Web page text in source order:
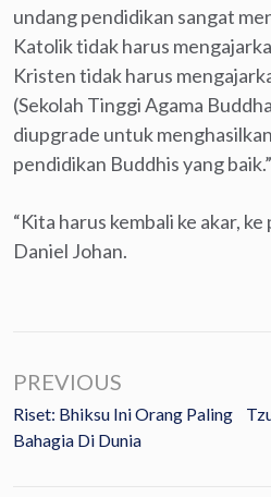
undang pendidikan sangat
Katolik tidak harus
Kristen tidak harus
(Sekolah Tinggi Agama
diupgrade untuk
pendidikan Buddhis yang baik.”
“Kita harus kembali ke akar,
Daniel Johan.
PREVIOUS
Riset: Bhiksu Ini Orang Paling
Bahagia Di Dunia